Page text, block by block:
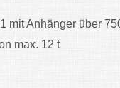
mit Anhänger über
max. 12 t